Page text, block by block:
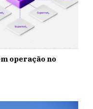
operação no